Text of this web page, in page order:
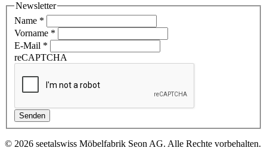
Newsletter
Name *
Vorname *
E-Mail *
reCAPTCHA
Senden
© 2026 seetalswiss Möbelfabrik Seon AG. Alle Rechte vorbehalten.